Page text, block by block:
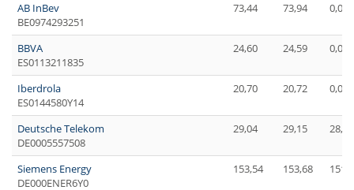
AB InBev
BE0974293251
73,44 73,94 0,00
BBVA
ES0113211835
24,60 24,59 0,00
Iberdrola
ES0144580Y14
20,70 20,72 0,00
Deutsche Telekom
DE0005557508
29,04 29,15 28,65
Siemens Energy
DE000ENER6Y0
153,54 153,68